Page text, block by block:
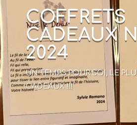
COFFRETS
CADEAUX
2024
UN TEMPS POUR SOI, LE
CADEAUX !!!